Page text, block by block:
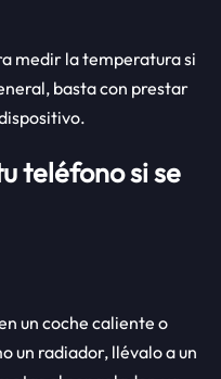
medir la temperatura si
basta con prestar
teléfono si se
un coche caliente o
un radiador, llévalo a un